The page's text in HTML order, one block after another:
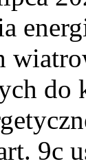
do
9c